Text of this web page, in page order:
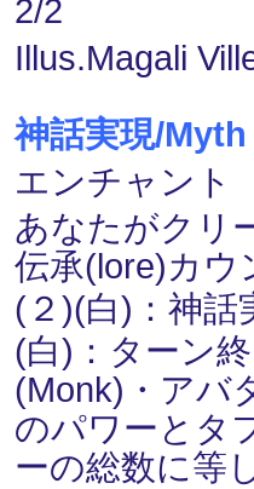
2/2
Illus.Magali
神話実現/
エンチャント
あなたがクリ
伝承(lore)カウ
(２)(白)：神話
(白)：ターン
(Monk)・アバ
のパワーとタ
ーの総数に等